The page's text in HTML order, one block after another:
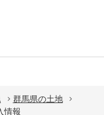
群馬県の土地
情報